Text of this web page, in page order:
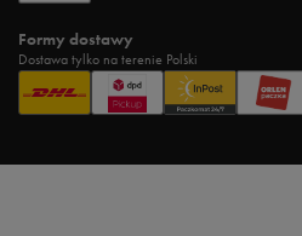
Formy dostawy
Dostawa tylko na terenie Polski